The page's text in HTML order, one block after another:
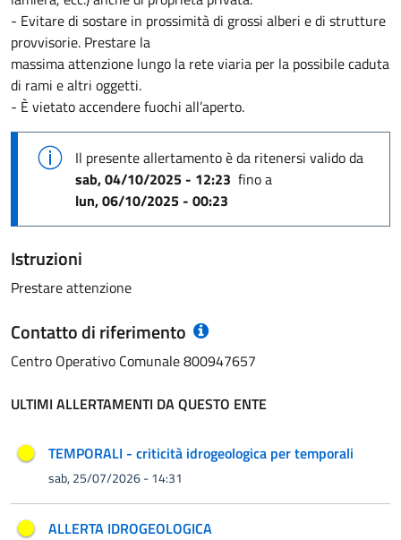
- Evitare di sostare in prossimità di grossi alberi e di strutture
provvisorie. Prestare la
massima attenzione lungo la rete viaria per la possibile caduta
di rami e altri oggetti.
- È vietato accendere fuochi all’aperto.
Il presente allertamento è da ritenersi validoda
sab, 04/10/2025 - 12:23 fino a
lun, 06/10/2025 - 00:23
Istruzioni
Prestare attenzione
Contatto di riferimento
Centro Operativo Comunale 800947657
ULTIMI ALLERTAMENTI DA QUESTO ENTE
TEMPORALI - criticità idrogeologica per temporali
sab, 25/07/2026 - 14:31
ALLERTA IDROGEOLOGICA